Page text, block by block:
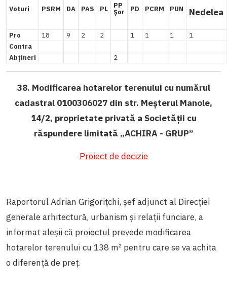
Voturi PSRM DA PAS PL PP
Șor PD PCRM PUN Nedelea
Pro 18 9 2 2 1 1 1
1
Contra
Abțineri
2
38. Modificarea hotarelor terenului cu numărul
cadastral 0100306027 din str. Meșterul Manole,
14/2, proprietate privată a Societății cu
răspundere limitată „ACHIRA - GRUP”
Proiect de decizie
Raportorul Adrian Grigorițchi, șef adjunct al Direcției
generale arhitectură, urbanism și relații funciare, a
informat aleșii că proiectul prevede modificarea
hotarelor terenului cu 138 m² pentru care se va achita
o diferență de preț.